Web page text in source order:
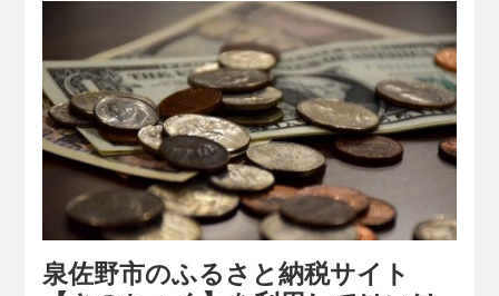
泉佐野市のふるさと納税サイト